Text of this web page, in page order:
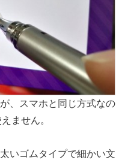
、スマホと同じ方式なの
ません。
いゴムタイプで細かい文